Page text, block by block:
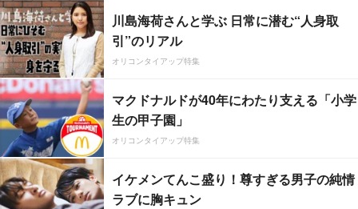
川島海荷さんと学ぶ 日常に潜む“人身取
引”のリアル
オリコンタイアップ特集
マクドナルドが40年にわたり支える「小学
生の甲子園」
オリコンタイアップ特集
イケメンてんこ盛り！尊すぎる男子の純情
ラブに胸キュン